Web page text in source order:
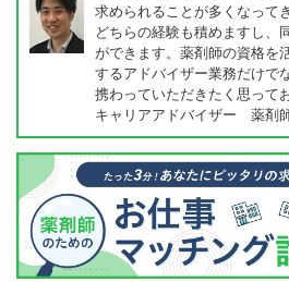
求められることが多くなって
どちらの経験も積めますし、
ができます。薬剤師の資格を
するアドバイザー業務だけで
携わっていただきたく思って
キャリアアドバイザー 薬剤